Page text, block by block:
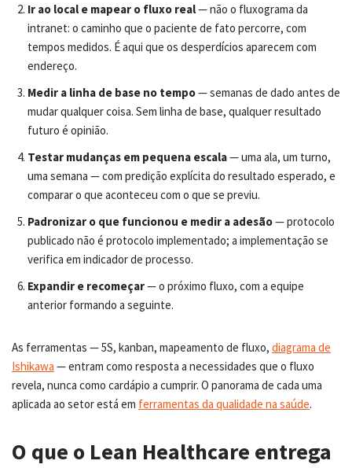
Ir ao local e mapear o fluxo real— não o fluxograma da
intranet: o caminho que o paciente de fato percorre, com
tempos medidos. É aqui que os desperdícios aparecem com
endereço.
Medir a linha de base no tempo— semanas de dado antes de
mudar qualquer coisa. Sem linha de base, qualquer resultado
futuro é opinião.
Testar mudanças em pequena escala— uma ala, um turno,
uma semana — com predição explícita do resultado esperado, e
comparar o que aconteceu com o que se previu.
Padronizar o que funcionou e medir a adesão— protocolo
publicado não é protocolo implementado; a implementação se
verifica em indicador de processo.
Expandir e recomeçar— o próximo fluxo, com a equipe
anterior formando a seguinte.
As ferramentas — 5S, kanban, mapeamento de fluxo, diagrama de
Ishikawa — entram como resposta a necessidades que o fluxo
revela, nunca como cardápio a cumprir. O panorama de cada uma
aplicada ao setor está em ferramentas da qualidade na saúde.
O que o Lean Healthcare entrega